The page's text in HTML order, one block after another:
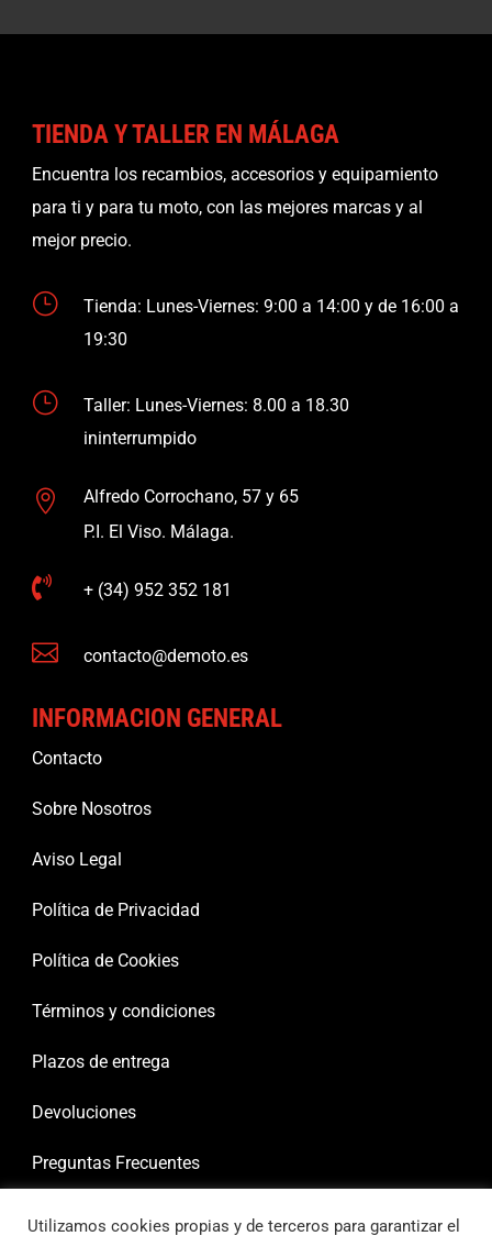
TIENDA Y TALLER EN MÁLAGA
Encuentra los recambios, accesorios y equipamiento
para ti y para tu moto, con las mejores marcas y al
mejor precio.
}
Tienda: Lunes-Viernes: 9:00 a 14:00 y de 16:00 a
19:30
}
Taller: Lunes-Viernes: 8.00 a 18.30
ininterrumpido

Alfredo Corrochano, 57 y 65
P.I. El Viso. Málaga.
 + (34) 952 352 181
 contacto@demoto.es
INFORMACION GENERAL
Contacto
Sobre Nosotros
Aviso Legal
Política de Privacidad
Política de Cookies
Términos y condiciones
Plazos de entrega
Devoluciones
Preguntas Frecuentes
Utilizamos cookies propias y de terceros para garantizar el